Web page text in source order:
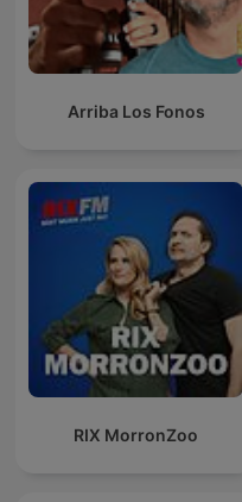
Arriba Los Fonos
RIX MorronZoo